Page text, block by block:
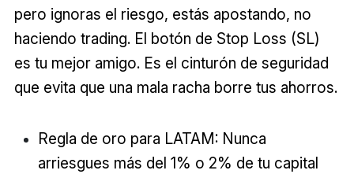
pero ignoras el riesgo, estás apostando, no
haciendo trading. El botón de Stop Loss (SL)
es tu mejor amigo. Es el cinturón de seguridad
que evita que una mala racha borre tus ahorros.
Regla de oro para LATAM: Nunca
arriesgues más del 1% o 2% de tu capital